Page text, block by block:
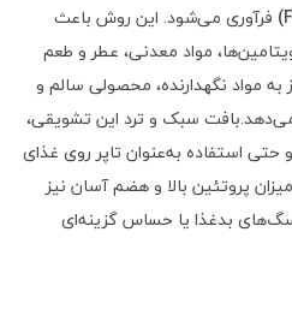
فرآوری می‌شود. این روش باعث
مواد معدنی، عطر و طعم
مواد نگهدارنده، محصولی سالم و
سبک و ترد این تشویقی،
حتی استفاده به‌عنوان تاپر روی غذای
پروتئین بالا و هضم آسان نیز
بدغذا یا حساس گزینه‌ای